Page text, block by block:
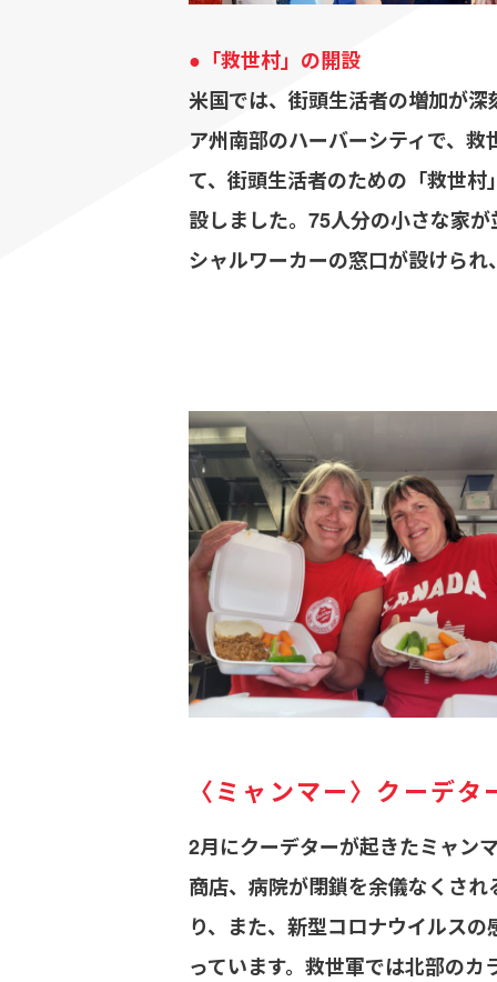
●「救世村」の開設
米国では、街頭生活者の増加が
ア州南部のハーバーシティで、
て、街頭生活者のための「救世
設しました。75人分の小さな家
シャルワーカーの窓口が設けら
〈ミャンマー〉クーデ
2月にクーデターが起きたミャン
商店、病院が閉鎖を余儀なくさ
り、また、新型コロナウイルス
っています。救世軍では北部の